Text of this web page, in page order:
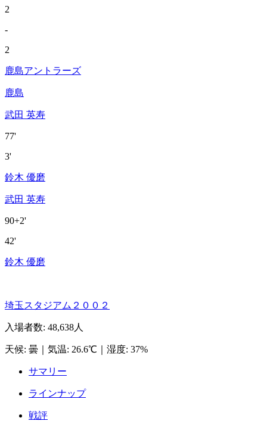
2
-
2
鹿島アントラーズ
鹿島
武田 英寿
77'
3'
鈴木 優磨
武田 英寿
90+2'
42'
鈴木 優磨
埼玉スタジアム２００２
入場者数: 48,638人
天候: 曇 気温: 26.6℃ 湿度: 37%
サマリー
ラインナップ
戦評